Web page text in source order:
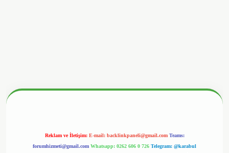
Reklam ve İletişim: E-mail: backlinkpaneli@gmail.com Teams:
forumhizmeti@gmail.com Whatsapp: 0262 606 0 726 Telegram: @karabul